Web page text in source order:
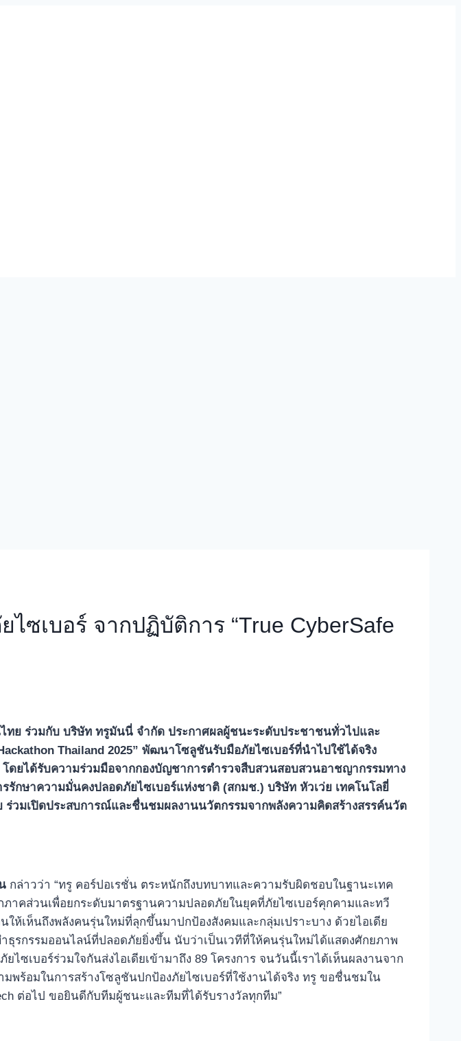
ซเบอร์ จากปฏิบัติการ “True CyberSafe
ทย ร่วมกับ บริษัท ทรูมันนี่ จำกัด ประกาศผลผู้ชนะระดับประชาชนทั่วไปและ
Thailand 2025” พัฒนาโซลูชันรับมือภัยไซเบอร์ที่นำไปใช้ได้จริง
โดยได้รับความร่วมมือจากกองบัญชาการตำรวจสืบสวนสอบสวนอาชญากรรมทาง
รักษาความมั่นคงปลอดภัยไซเบอร์แห่งชาติ (สกมช.) บริษัท หัวเว่ย เทคโนโลยี่
ร่วมเปิดประสบการณ์และชื่นชมผลงานนวัตกรรมจากพลังความคิดสร้างสรรค์นวัต
กล่าวว่า “ทรู คอร์ปอเรชั่น ตระหนักถึงบทบาทและความรับผิดชอบในฐานะเทค
คส่วนเพื่อยกระดับมาตรฐานความปลอดภัยในยุคที่ภัยไซเบอร์คุกคามและทวี
ให้เห็นถึงพลังคนรุ่นใหม่ที่ลุกขึ้นมาปกป้องสังคมและกลุ่มเปราะบาง ด้วยไอเดีย
ธุรกรรมออนไลน์ที่ปลอดภัยยิ่งขึ้น นับว่าเป็นเวทีที่ให้คนรุ่นใหม่ได้แสดงศักยภาพ
เบอร์ร่วมใจกันส่งไอเดียเข้ามาถึง 89 โครงการ จนวันนี้เราได้เห็นผลงานจาก
ร้อมในการสร้างโซลูชันปกป้องภัยไซเบอร์ที่ใช้งานได้จริง ทรู ขอชื่นชมใน
ต่อไป ขอยินดีกับทีมผู้ชนะและทีมที่ได้รับรางวัลทุกทีม”